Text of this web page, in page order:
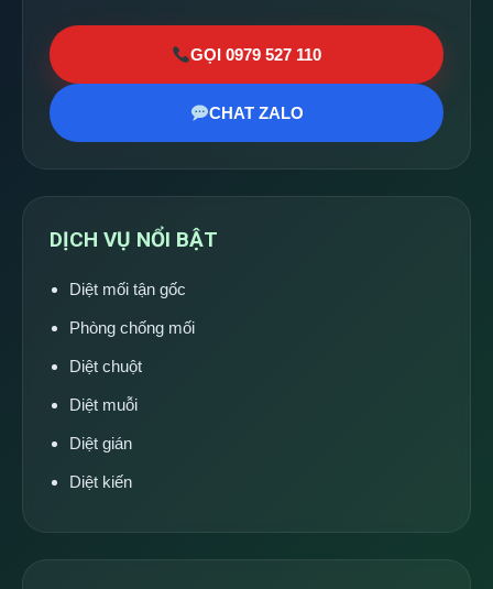
GỌI 0979 527 110
CHAT ZALO
DỊCH VỤ NỔI BẬT
Diệt mối tận gốc
Phòng chống mối
Diệt chuột
Diệt muỗi
Diệt gián
Diệt kiến